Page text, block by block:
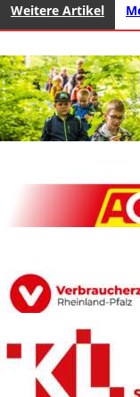
Weitere Artikel
MIT
FB News
BEI